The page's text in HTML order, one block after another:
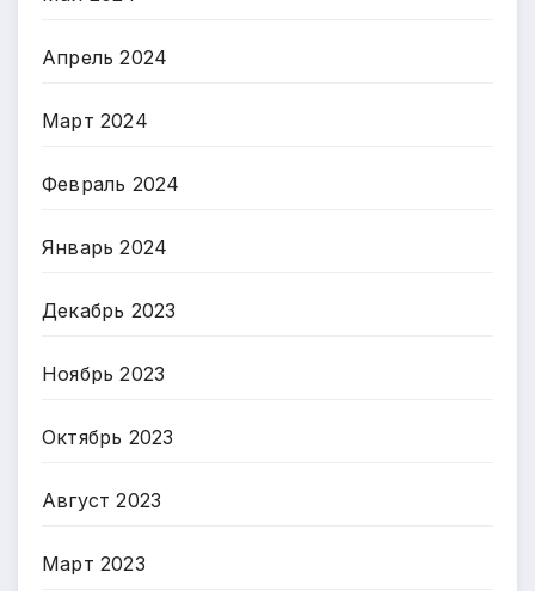
Апрель 2024
Март 2024
Февраль 2024
Январь 2024
Декабрь 2023
Ноябрь 2023
Октябрь 2023
Август 2023
Март 2023